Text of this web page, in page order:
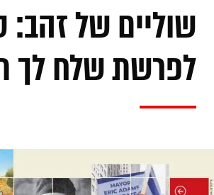
שוליים של זהב:
לפרשת שלח לך